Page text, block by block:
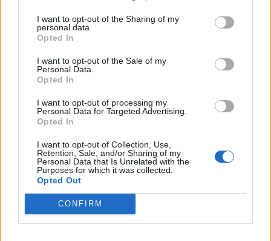
I want to opt-out of the Sharing of my
personal data.
Opted In
I want to opt-out of the Sale of my
Personal Data.
Opted In
I want to opt-out of processing my
Personal Data for Targeted Advertising.
Opted In
I want to opt-out of Collection, Use,
Retention, Sale, and/or Sharing of my
Personal Data that Is Unrelated with the
Purposes for which it was collected.
Opted Out
CONFIRM
ΕΠΙΚΑΙΡΟΤΗΤΑ
Toyota C-HR: Δέκα χρόνια success-story, με 2,1